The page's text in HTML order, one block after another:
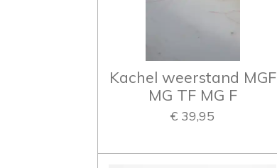
Kachel weerstand MGF
MG TF MG F
€ 39,95